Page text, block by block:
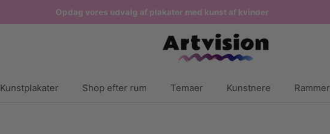
Opdag vores udvalg af plakater med kunst af kvinder
Kunstplakater Shop efter rum Temaer Kunstnere Rammer